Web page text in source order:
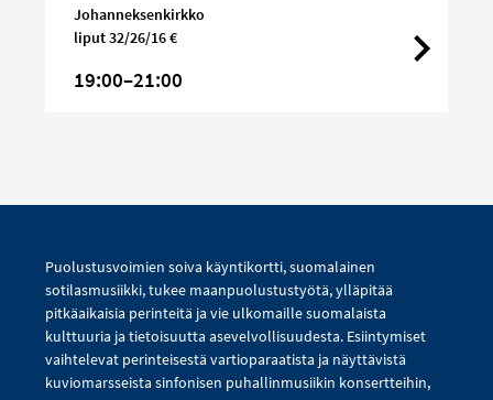
Johanneksenkirkko
liput 32/26/16 €
19:00–21:00
Puolustusvoimien soiva käyntikortti, suomalainen
sotilasmusiikki, tukee maanpuolustustyötä, ylläpitää
pitkäaikaisia perinteitä ja vie ulkomaille suomalaista
kulttuuria ja tietoisuutta asevelvollisuudesta. Esiintymiset
vaihtelevat perinteisestä vartioparaatista ja näyttävistä
kuviomarsseista sinfonisen puhallinmusiikin konsertteihin,